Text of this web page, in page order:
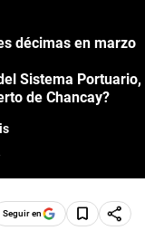
décimas en marzo
Sistema Portuario,
de Chancay?
Seguir en